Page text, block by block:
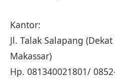
Kantor:
Jl. Talak Salapang
Makassar)
Hp. 081340021801/